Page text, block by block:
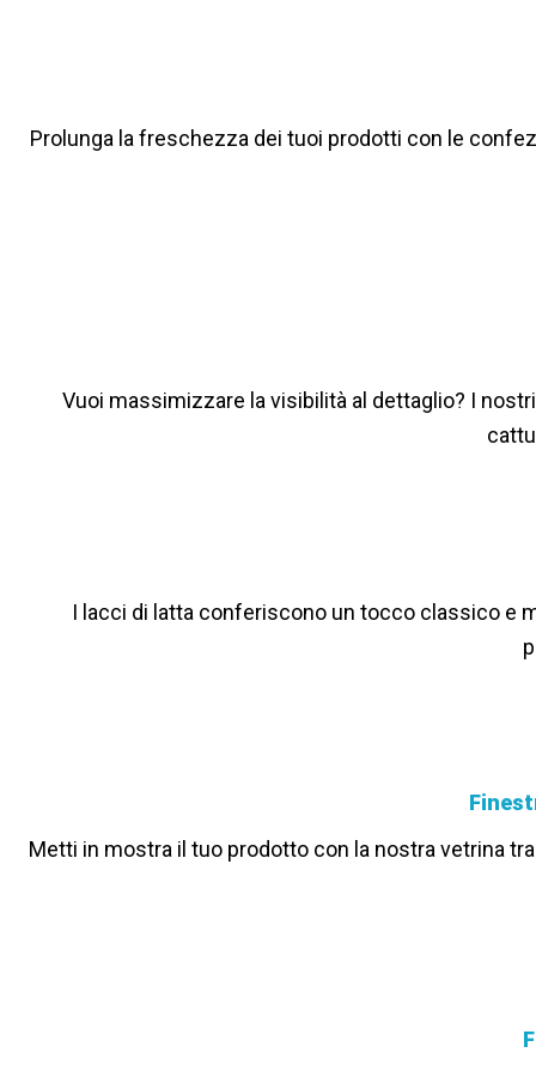
Prolunga la freschezza dei tuoi prodotti con le
Vuoi massimizzare la visibilità al dettaglio? I
I lacci di latta conferiscono un tocco classico e
Metti in mostra il tuo prodotto con la nostra vetrina